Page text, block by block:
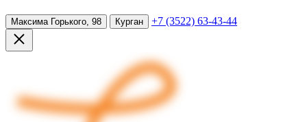
Максима Горького, 98 Курган +7 (3522) 63-43-44